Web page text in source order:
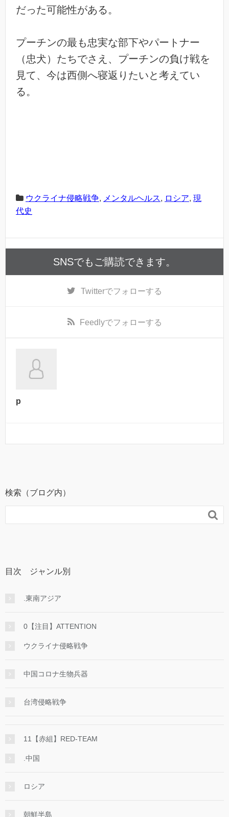
だった可能性がある。
プーチンの最も忠実な部下やパートナー
（忠犬）たちでさえ、プーチンの負け戦を
見て、今は西側へ寝返りたいと考えてい
る。
ウクライナ侵略戦争, メンタルヘルス, ロシア, 現
代史
SNSでもご購読できます。
Twitterでフォローする
Feedlyでフォローする
p
検索（ブログ内）

目次 ジャンル別
.東南アジア
0【注目】ATTENTION
ウクライナ侵略戦争
中国コロナ生物兵器
台湾侵略戦争
11【赤組】RED-TEAM
.中国
ロシア
朝鮮半島